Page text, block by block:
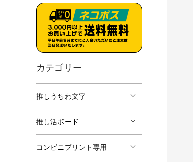
カテゴリー
推しうちわ文字
推し活ボード
コンビニプリント専用